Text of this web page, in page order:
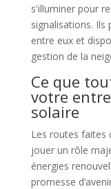
s'illuminer pour
signalisations.
entre eux et
gestion de la
Ce que
votre
solaire
Les routes faites
jouer un rôle
énergies
promesse